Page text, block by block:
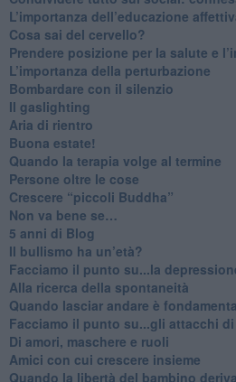
​L’importanza dell’educazione
​Cosa sai del cervello?
Prendere posizione per la salute e
L’importanza della perturbazione
​Bombardare con il silenzio
Il gaslighting
Aria di rientro
Buona estate!
​Quando la terapia volge al termine
​Persone oltre le cose
​Crescere “piccoli Buddha”
Non va bene se…
​5 anni di Blog
​Il bullismo ha un’età?
Facciamo il punto su...la
​Alla ricerca della spontaneità
​Quando lasciar andare è
Facciamo il punto su...gli attacchi
Di amori, maschere e ruoli
​Amici con cui crescere insieme
​Quando la libertà del bambino